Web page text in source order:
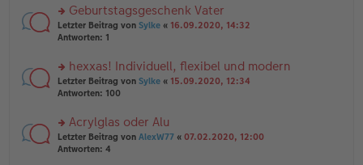
tr
a
g
e
n
er
tr
a
g
n
g
el
e
n
er
tr
a
g
rs
te
n
g
el
e
n
er
Geburtstagsgeschenk Vater
Letzter Beitrag von Sylke « 16.09.2020, 14:32
Antworten: 1
rs
te
n
g
el
hexxas! Individuell, flexibel und modern
Letzter Beitrag von Sylke « 15.09.2020, 12:34
Antworten: 100
rs
te
Acrylglas oder Alu
Letzter Beitrag von AlexW77 « 07.02.2020, 12:00
Antworten: 4